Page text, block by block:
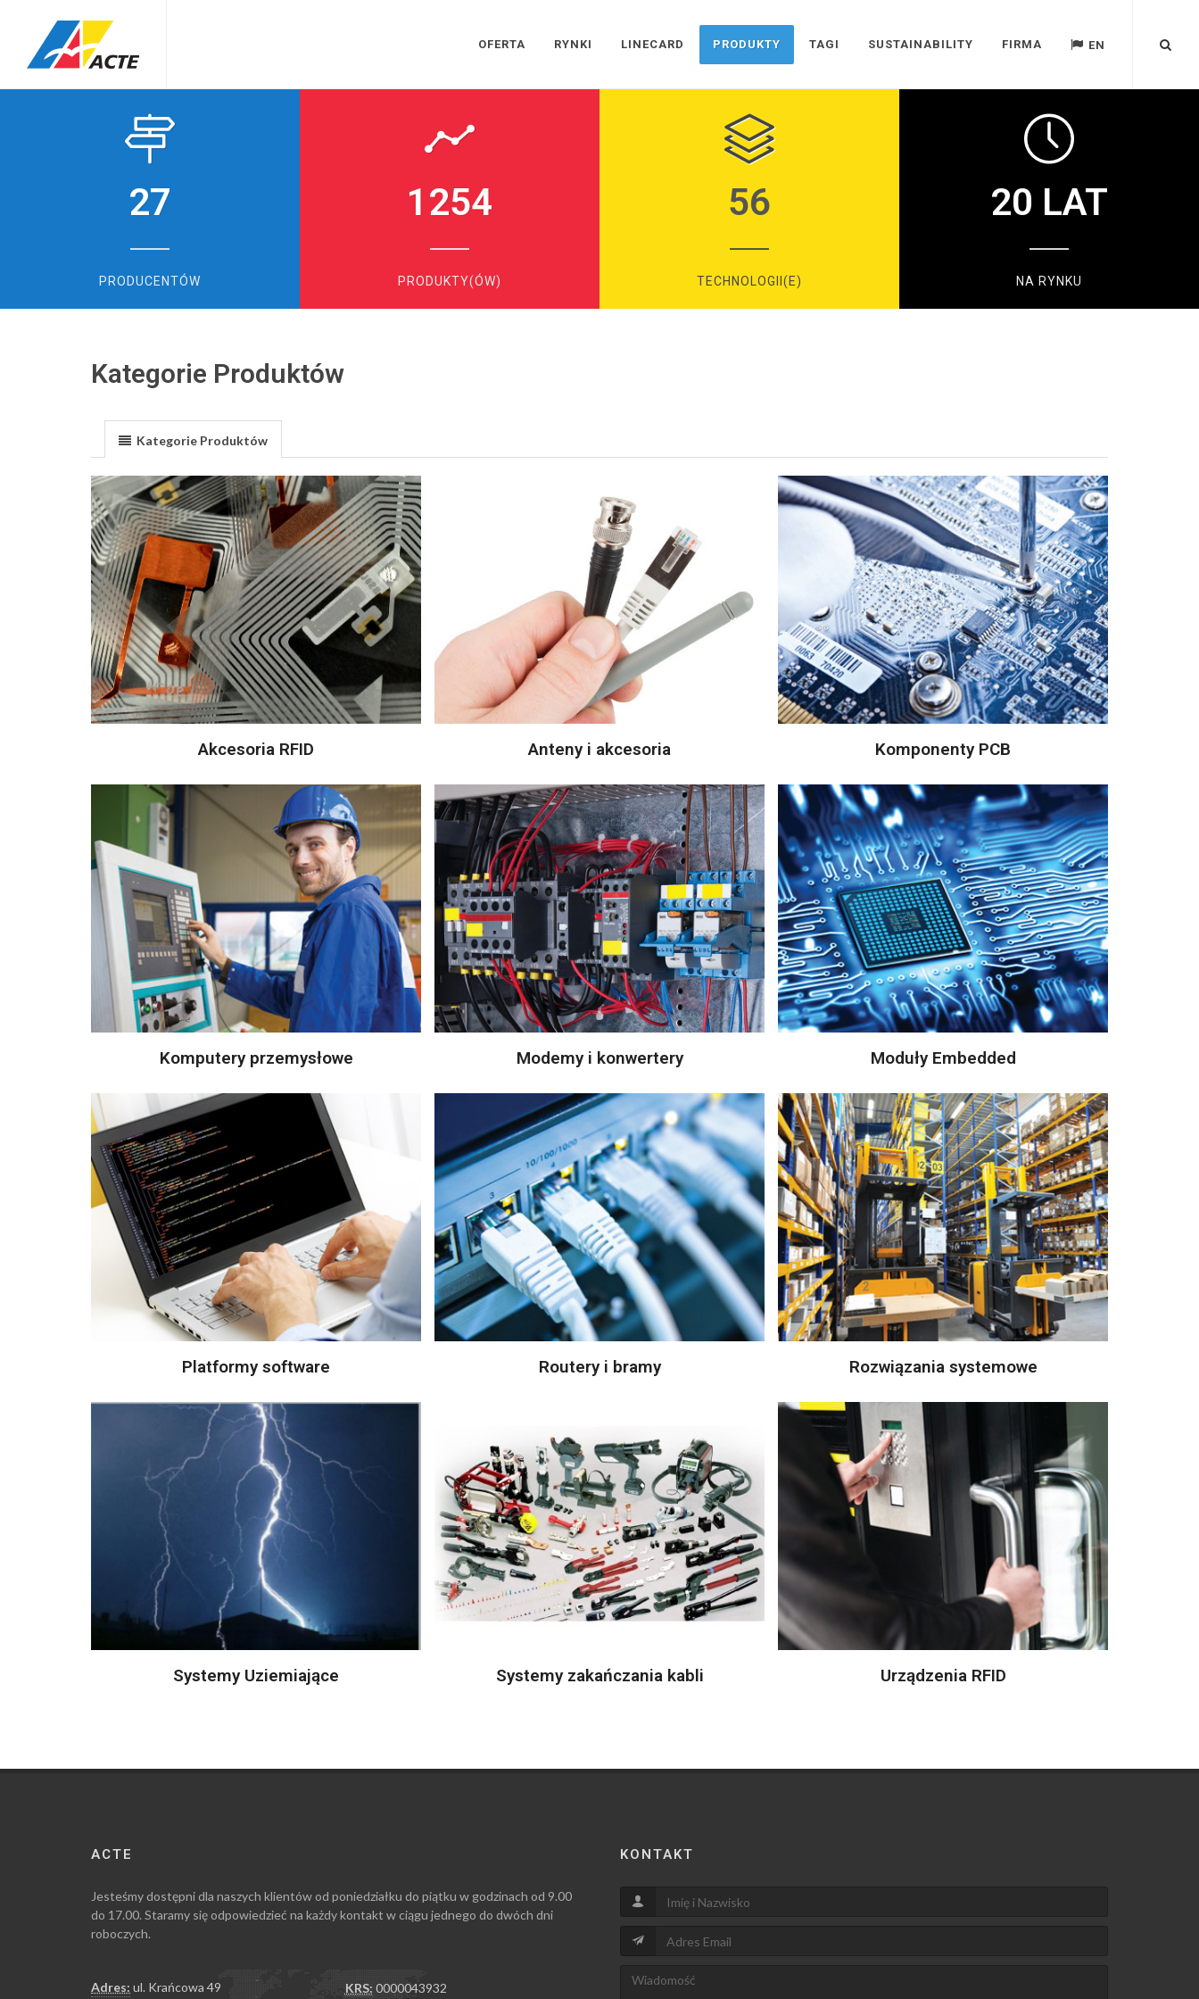
OFERTA RYNKI LINECARD PRODUKTY TAGI SUSTAINABILITY FIRMA EN
27
PRODUCENTÓW
1254
PRODUKTY(ÓW)
56
TECHNOLOGII(E)
20 LAT
NA RYNKU
Kategorie Produktów
Kategorie Produktów
Akcesoria RFID Anteny i akcesoria Komponenty PCB
Komputery przemysłowe Modemy i konwertery Moduły Embedded
Platformy software Routery i bramy Rozwiązania systemowe
Systemy Uziemiające Systemy zakańczania kabli Urządzenia RFID
ACTE
Jesteśmy dostępni dla naszych klientów od poniedziałku do piątku w godzinach od 9.00
do 17.00. Staramy się odpowiedzieć na każdy kontakt w ciągu jednego do dwóch dni
roboczych.
Adres: ul. Krańcowa 49
KRS: 0000043932
KONTAKT